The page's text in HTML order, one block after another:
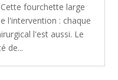
fourchette large
l'intervention : chaque
l'est aussi. Le
de...